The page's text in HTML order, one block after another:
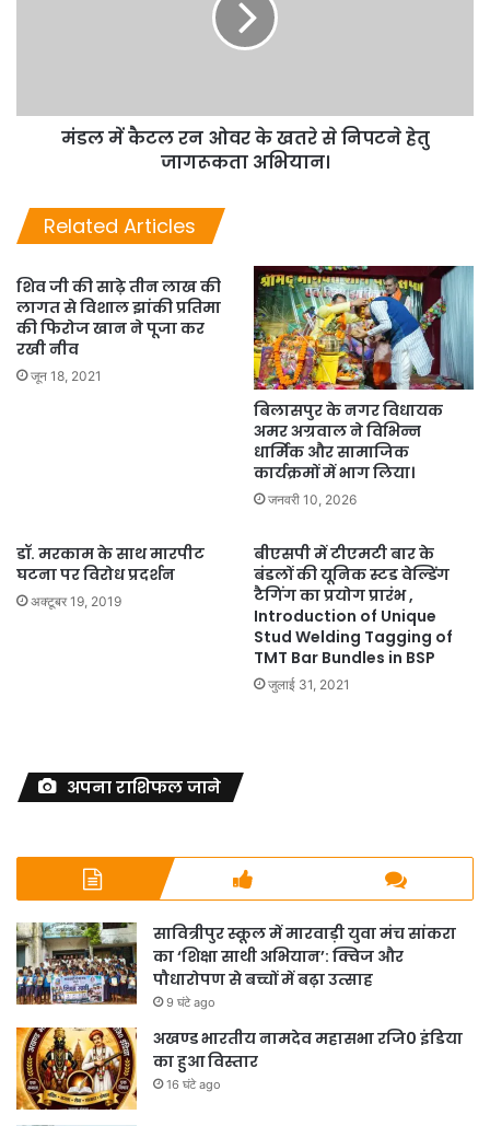
मंडल में कैटल रन ओवर के खतरे से निपटने हेतु
जागरूकता अभियान।
Related Articles
शिव जी की साढ़े तीन लाख की
लागत से विशाल झांकी प्रतिमा
की फिरोज खान ने पूजा कर
रखी नीव
जून 18, 2021
बिलासपुर के नगर विधायक
अमर अग्रवाल ने विभिन्न
धार्मिक और सामाजिक
कार्यक्रमों में भाग लिया।
जनवरी 10, 2026
डॉ. मरकाम के साथ मारपीट
घटना पर विरोध प्रदर्शन
अक्टूबर 19, 2019
बीएसपी में टीएमटी बार के
बंडलों की यूनिक स्टड वेल्डिंग
टैगिंग का प्रयोग प्रारंभ ,
Introduction of Unique
Stud Welding Tagging of
TMT Bar Bundles in BSP
जुलाई 31, 2021
अपना राशिफल जाने
सावित्रीपुर स्कूल में मारवाड़ी युवा मंच सांकरा
का ‘शिक्षा साथी अभियान’: क्विज और
पौधारोपण से बच्चों में बढ़ा उत्साह
9 घंटे ago
अखण्ड भारतीय नामदेव महासभा रजि0 इंडिया
का हुआ विस्तार
16 घंटे ago